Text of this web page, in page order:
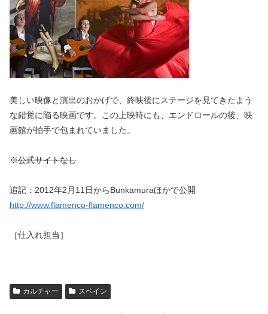
美しい映像と演出のおかげで、終映後にステージを見てきたよう
な錯覚に陥る映画です。この上映時にも、エンドロールの後、映
画館が拍手で包まれていました。
※公式サイトなし
追記：2012年2月11日からBunkamuraほかで公開
http://www.flamenco-flamenco.com/
［仕入れ担当］
カルチャー スペイン